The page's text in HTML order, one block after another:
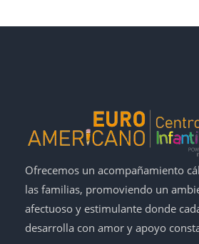
Ofrecemos un acompañamiento
las familias, promoviendo un
afectuoso y estimulante donde
desarrolla con amor y apoyo